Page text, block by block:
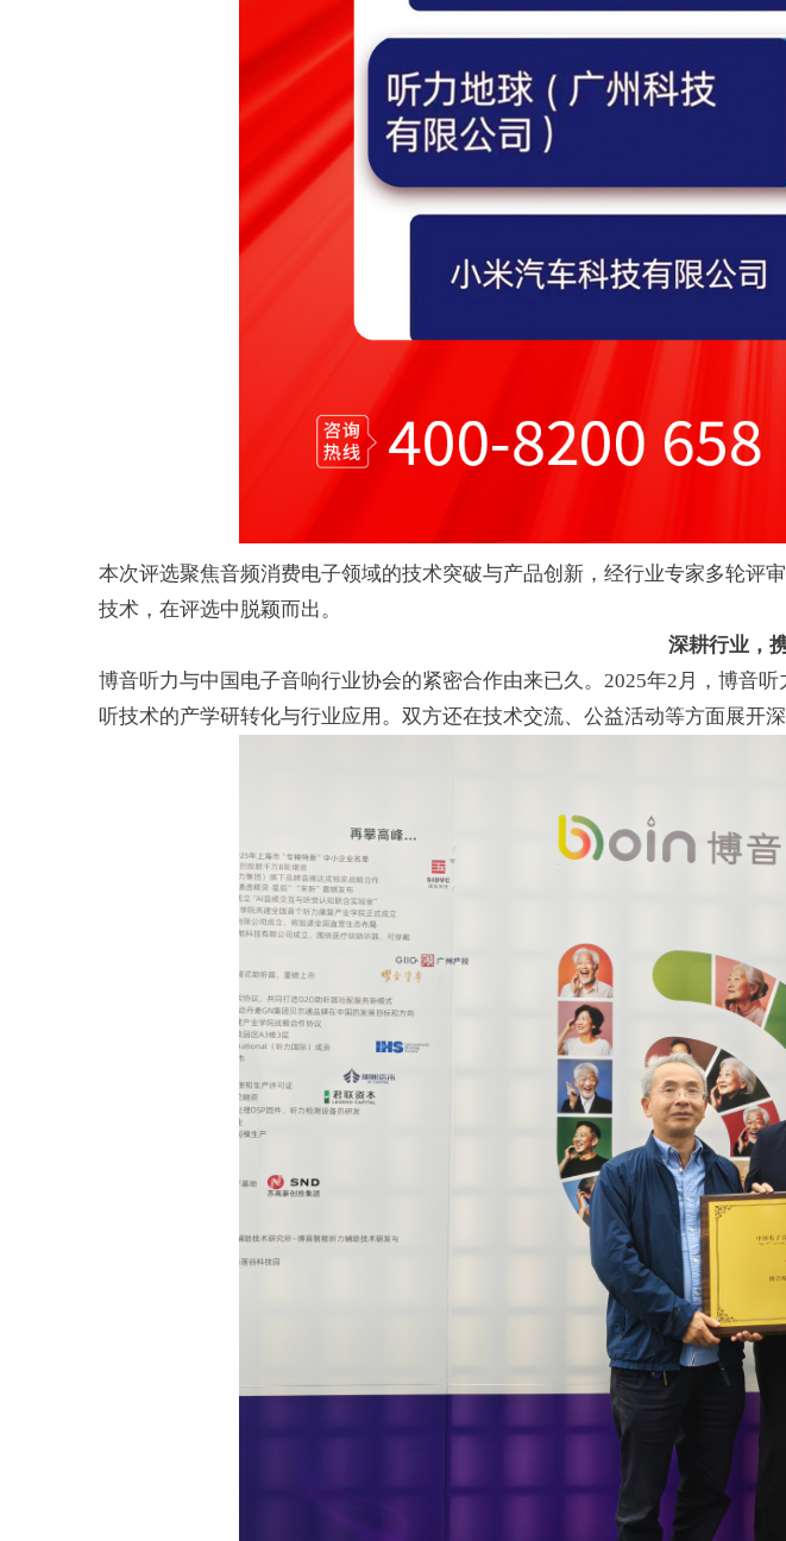
本次评选聚焦音频消费电子领域的技术突破与产品创新，经行业专家多轮评
技术 ，在评选中脱颖而出。
深耕行业，
博音听力与中国电子音响行业协会的紧密合作由来已久。2025年2月，博音
听技术的产学研转化与行业应用。双方还在技术交流、公益活动等方面展开